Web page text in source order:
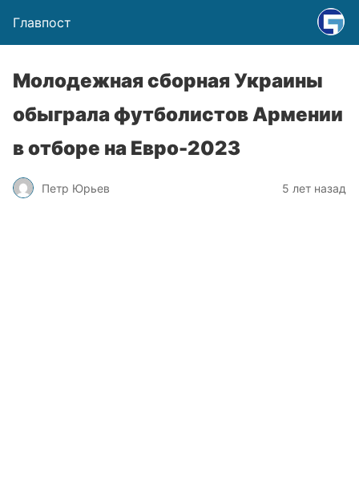
Главпост
Молодежная сборная Украины
обыграла футболистов Армении
в отборе на Евро-2023
Петр Юрьев 5 лет назад